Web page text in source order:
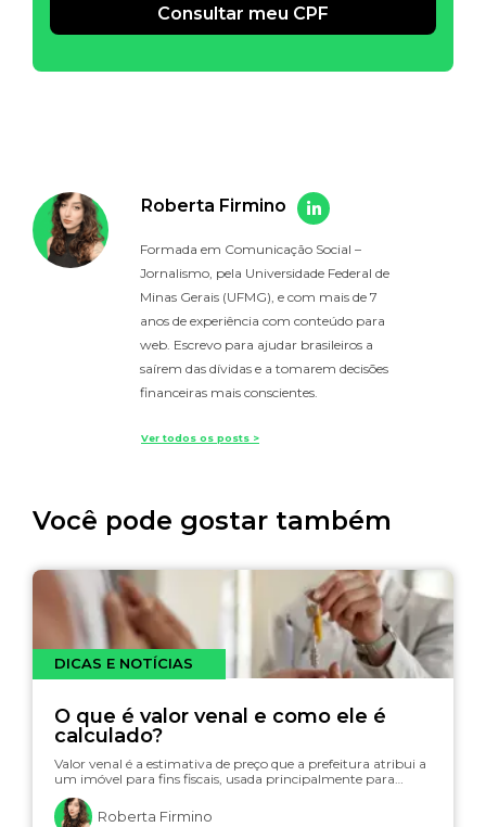
Consultar meu CPF
Roberta Firmino
Formada em Comunicação Social –
Jornalismo, pela Universidade Federal de
Minas Gerais (UFMG), e com mais de 7
anos de experiência com conteúdo para
web. Escrevo para ajudar brasileiros a
saírem das dívidas e a tomarem decisões
financeiras mais conscientes.
Ver todos os posts >
Você pode gostar também
DICAS E NOTÍCIAS
O que é valor venal e como ele é
calculado?
Valor venal é a estimativa de preço que a prefeitura atribui a
um imóvel para fins fiscais, usada principalmente para…
Roberta Firmino